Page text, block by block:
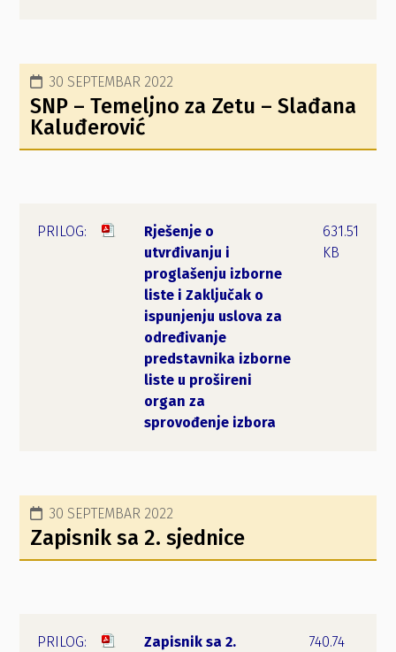
30 SEPTEMBAR 2022
SNP – Temeljno za Zetu – Slađana
Kaluđerović
Rješenje o
utvrđivanju i
proglašenju izborne
liste i Zaključak o
ispunjenju uslova za
određivanje
predstavnika izborne
liste u prošireni
organ za
sprovođenje izbora
631.51
KB
30 SEPTEMBAR 2022
Zapisnik sa 2. sjednice
Zapisnik sa 2.
740.74